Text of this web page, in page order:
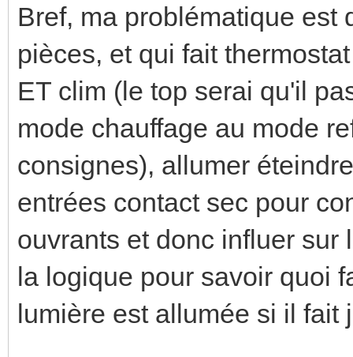
Bref, ma problématique est
pièces, et qui fait
ET clim (le top serai qu'il
mode chauffage au mode
consignes), allumer
entrées contact sec pour
ouvrants et donc influer sur
la logique pour savoir quoi
lumière est allumée si il fait